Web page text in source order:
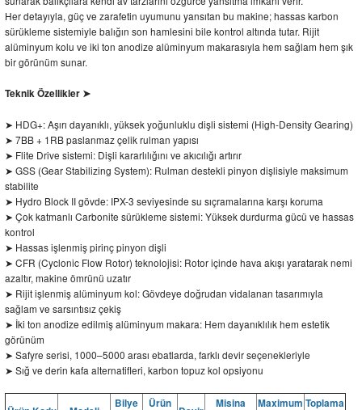
Her detayıyla, güç ve zarafetin uyumunu yansıtan bu makine; hassas karbon
sürükleme sistemiyle balığın son hamlesini bile kontrol altında tutar. Rijit
alüminyum kolu ve iki ton anodize alüminyum makarasıyla hem sağlam hem şık
bir görünüm sunar.
Teknik Özellikler ➤
➤ HDG+: Aşırı dayanıklı, yüksek yoğunluklu dişli sistemi (High-Density Gearing)
➤ 7BB + 1RB paslanmaz çelik rulman yapısı
➤ Flite Drive sistemi: Dişli kararlılığını ve akıcılığı artırır
➤ GSS (Gear Stabilizing System): Rulman destekli pinyon dişlisiyle maksimum
stabilite
➤ Hydro Block II gövde: IPX-3 seviyesinde su sıçramalarına karşı koruma
➤ Çok katmanlı Carbonite sürükleme sistemi: Yüksek durdurma gücü ve hassas
kontrol
➤ Hassas işlenmiş pirinç pinyon dişli
➤ CFR (Cyclonic Flow Rotor) teknolojisi: Rotor içinde hava akışı yaratarak nemi
azaltır, makine ömrünü uzatır
➤ Rijit işlenmiş alüminyum kol: Gövdeye doğrudan vidalanan tasarımıyla
sağlam ve sarsıntısız çekiş
➤ İki ton anodize edilmiş alüminyum makara: Hem dayanıklılık hem estetik
görünüm
➤ Safyre serisi, 1000–5000 arası ebatlarda, farklı devir seçenekleriyle
➤ Sığ ve derin kafa alternatifleri, karbon topuz kol opsiyonu
Bilye
Ürün
Misina
Maximum Toplama